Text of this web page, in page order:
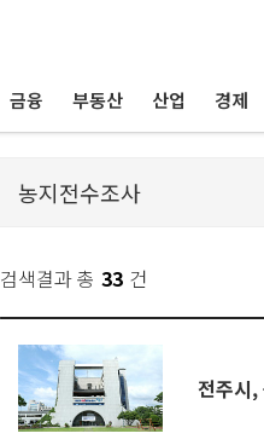
금융 부동산 산업 경제
검색결과 총 33 건
전주시